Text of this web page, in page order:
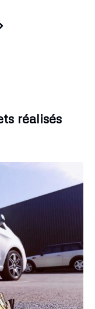
réalisés